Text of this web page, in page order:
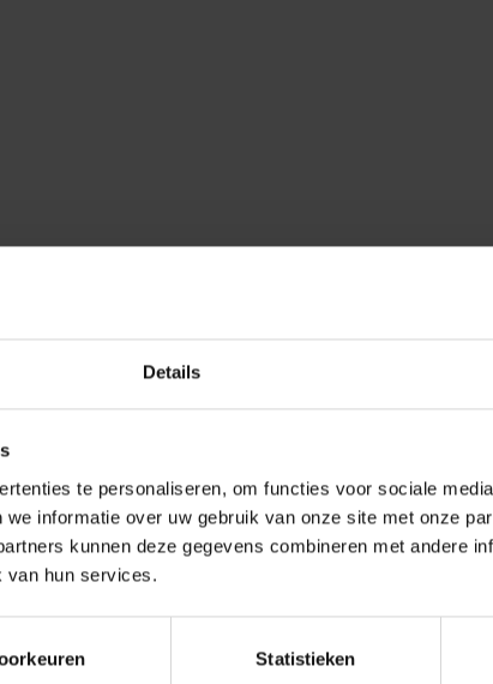
Details
te personaliseren, om functies voor sociale
we informatie over uw gebruik van onze site met onze
kunnen deze gegevens combineren met andere
van hun services.
Statistieken